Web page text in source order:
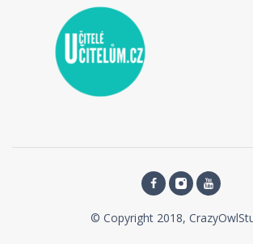
© Copyright 2018,